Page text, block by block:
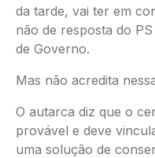
da tarde, vai ter em
não de resposta do
de Governo.
Mas não acredita
O autarca diz que o
provável e deve
uma solução de